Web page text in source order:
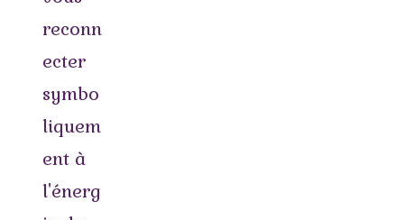
reconn
ecter
symbo
liquem
ent à
l'énerg